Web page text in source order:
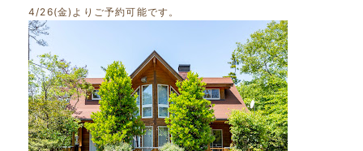
4/26(金)よりご予約可能です。